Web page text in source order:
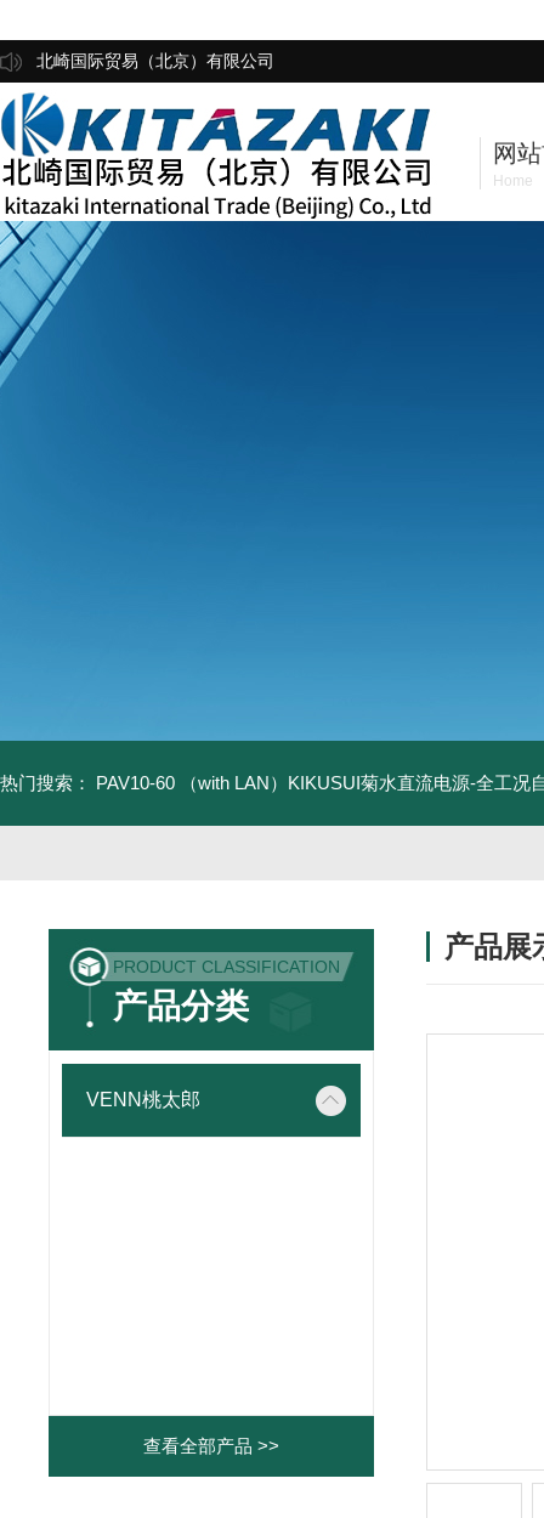
北崎国际贸易（北京）有限公司
网
Home
热门搜索： PAV10-60 （with LAN）KIKUSUI菊水直流电源-全工况
PRODUCT CLASSIFICATION
产品分类
VENN桃太郎
查看全部产品 >>
产品展